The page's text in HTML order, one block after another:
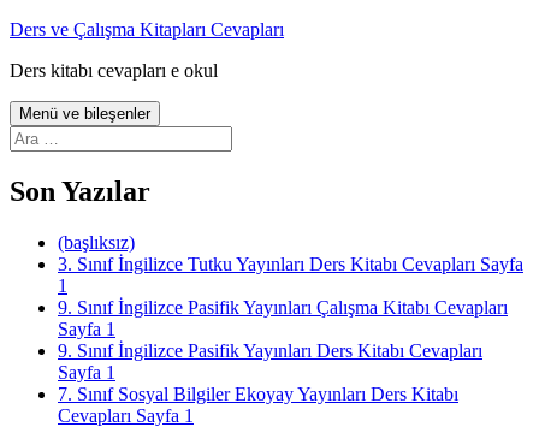
İçeriğe
Ders ve Çalışma Kitapları Cevapları
Ders kitabı cevapları e okul
Menü ve bileşenler
Arama:
Son Yazılar
(başlıksız)
3. Sınıf İngilizce Tutku Yayınları Ders Kitabı Cevapları Sayfa
1
9. Sınıf İngilizce Pasifik Yayınları Çalışma Kitabı Cevapları
Sayfa 1
9. Sınıf İngilizce Pasifik Yayınları Ders Kitabı Cevapları
Sayfa 1
7. Sınıf Sosyal Bilgiler Ekoyay Yayınları Ders Kitabı
Cevapları Sayfa 1